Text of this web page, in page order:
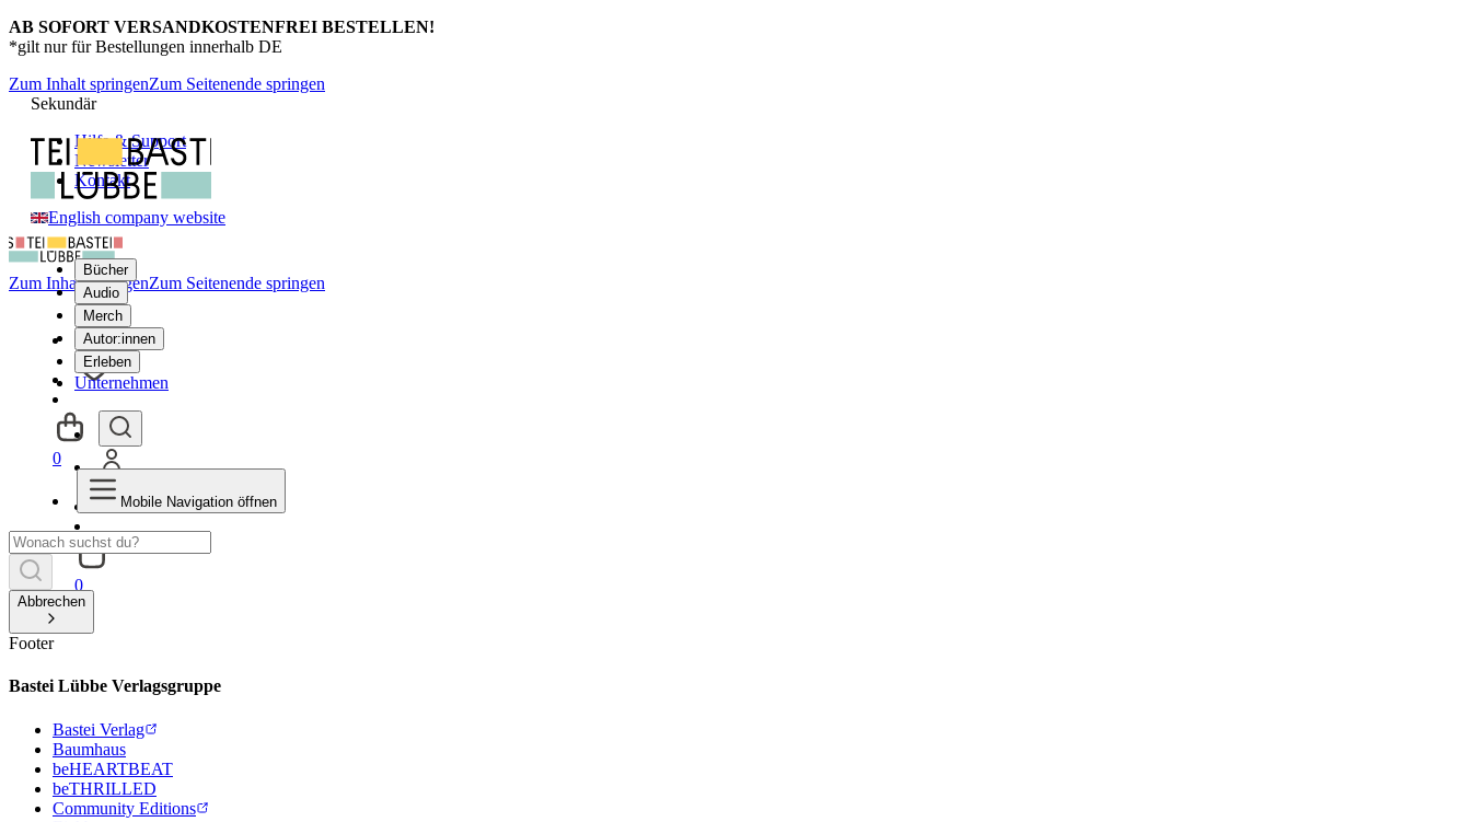
AB SOFORT VERSANDKOSTENFREI BESTELLEN!
*gilt nur für Bestellungen innerhalb DE
Zum Inhalt springenZum Seitenende springen
Sekundär
Hilfe & Support
Newsletter
Kontakt
English company website
Bücher
Audio
Merch
Autor:innen
Erleben
Unternehmen
0
Zum Inhalt springenZum Seitenende springen
0
Mobile Navigation öffnen
Abbrechen
Footer
Bastei Lübbe Verlagsgruppe
Bastei Verlag
Baumhaus
beHEARTBEAT
beTHRILLED
Community Editions